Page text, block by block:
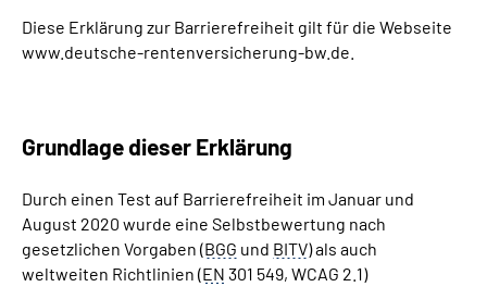
Suche
Mein Kundenportal
Diese Erklärung zur Barrierefreiheit gilt für die Webseite
www.deutsche-rentenversicherung-bw.de.
Grundlage dieser Erklärung
Durch einen Test auf Barrierefreiheit im Januar und
August 2020 wurde eine Selbstbewertung nach
gesetzlichen Vorgaben (BGG und BITV) als auch
weltweiten Richtlinien (EN 301 549, WCAG 2.1)